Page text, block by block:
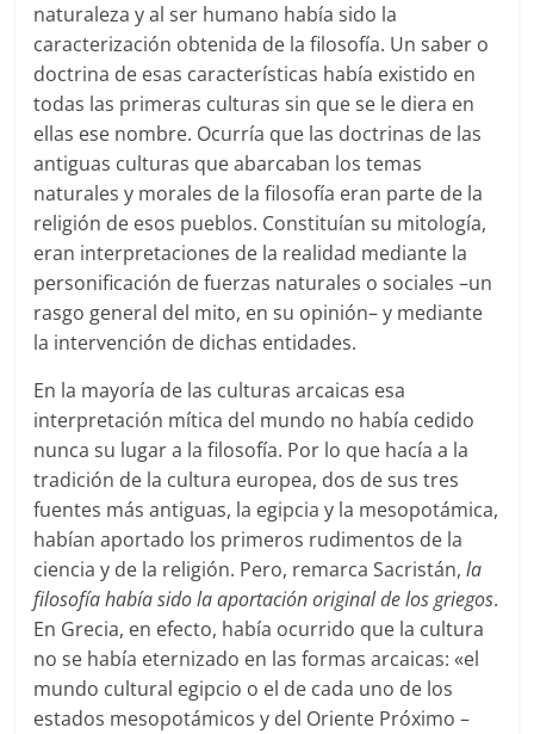
naturaleza y al ser humano había sido la
caracterización obtenida de la filosofía. Un saber o
doctrina de esas características había existido en
todas las primeras culturas sin que se le diera en
ellas ese nombre. Ocurría que las doctrinas de las
antiguas culturas que abarcaban los temas
naturales y morales de la filosofía eran parte de la
religión de esos pueblos. Constituían su mitología,
eran interpretaciones de la realidad mediante la
personificación de fuerzas naturales o sociales –un
rasgo general del mito, en su opinión– y mediante
la intervención de dichas entidades.
En la mayoría de las culturas arcaicas esa
interpretación mítica del mundo no había cedido
nunca su lugar a la filosofía. Por lo que hacía a la
tradición de la cultura europea, dos de sus tres
fuentes más antiguas, la egipcia y la mesopotámica,
habían aportado los primeros rudimentos de la
ciencia y de la religión. Pero, remarca Sacristán,la
filosofía había sido la aportación original de los griegos.
En Grecia, en efecto, había ocurrido que la cultura
no se había eternizado en las formas arcaicas: «el
mundo cultural egipcio o el de cada uno de los
estados mesopotámicos y del Oriente Próximo –